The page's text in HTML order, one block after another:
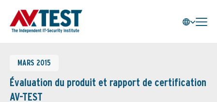
MARS 2015
Évaluation du produit et rapport de certification
AV-TEST